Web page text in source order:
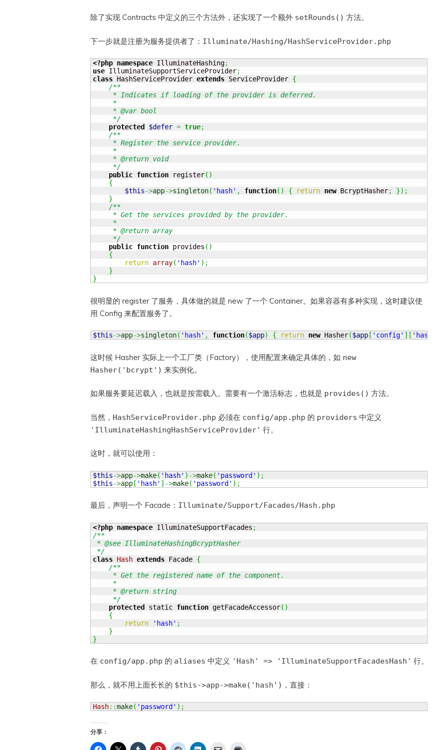
除了实现 Contracts 中定义的三个方法外，还实现了一个额外 setRounds() 方法。
下一步就是注册为服务提供者了： Illuminate/Hashing/HashServiceProvider.php
<?php namespace IlluminateHashing;
use IlluminateSupportServiceProvider;
class HashServiceProvider extends ServiceProvider {
/**
     * Indicates if loading of the provider is deferred.
     *
     * @var bool
     */
protected
$defer = true;
/**
     * Register the service provider.
     *
     * @return void
     */
public function register( )
{
$this->app->singleton( 'hash' , function( ) { return new BcryptHasher; }) ;
}
/**
     * Get the services provided by the provider.
     *
     * @return array
     */
public function provides ( )
{
return array( 'hash' ) ;
}
}
很明显的 register 了服务，具体做的就是 new 了一个 Container。如果容器有多种实现，这时建议使
用 Config 来配置服务了。
$this->app->singleton( 'hash' , function($app) { return new Hasher($app [ 'config' ] [ 'hash'
这时候 Hasher 实际上一个工厂类（Factory），使用配置来确定具体的，如 new
Hasher('bcrypt') 来实例化。
如果服务要延迟载入，也就是按需载入。需要有一个激活标志，也就是 provides() 方法。
当然， HashServiceProvider.php 必须在 config/app.php 的 providers 中定义
'IlluminateHashingHashServiceProvider' 行。
这时，就可以使用：
$this->app->make( 'hash' ) ->make( 'password' ) ;
$this->app [ 'hash' ] ->make( 'password' ) ;
最后，声明一个 Facade： Illuminate/Support/Facades/Hash.php
<?php namespace IlluminateSupportFacades ;
/**
* @see IlluminateHashingBcryptHasher
*/
class Hash extends Facade {
/**
     * Get the registered name of the component.
     *
     * @return string
     */
protected
static function getFacadeAccessor( )
{
return
'hash' ;
}
}
在 config/app.php 的 aliases 中定义 'Hash' => 'IlluminateSupportFacadesHash' 行。
那么，就不用上面长长的 $this->app->make('hash') ，直接：
Hash::make( 'password' ) ;
分享：